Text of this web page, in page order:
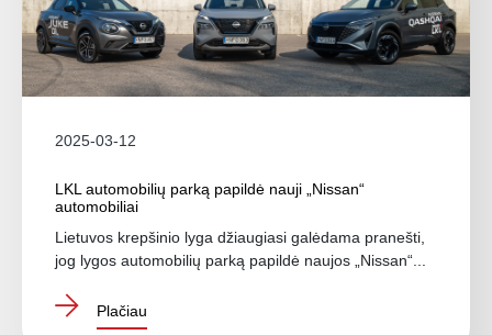
2025-03-12
LKL automobilių parką papildė nauji „Nissan“
automobiliai
Lietuvos krepšinio lyga džiaugiasi galėdama pranešti,
jog lygos automobilių parką papildė naujos „Nissan“...
Plačiau